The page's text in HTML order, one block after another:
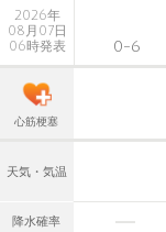
2026年
08月07日
06時発表
0-6
心筋梗塞
天気・気温
降水確率